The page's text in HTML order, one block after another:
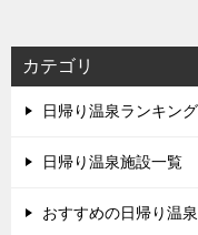
カテゴリ
日帰り温泉ランキング
日帰り温泉施設一覧
おすすめの日帰り温泉